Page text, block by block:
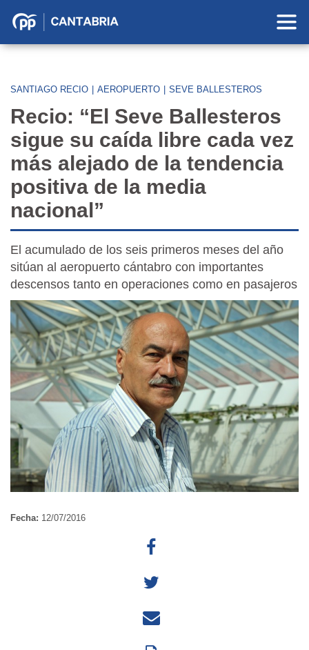
Partido
Cantabria
SANTIAGO RECIO AEROPUERTO SEVE BALLESTEROS
Recio: “El Seve Ballesteros
sigue su caída libre cada vez
más alejado de la tendencia
positiva de la media
nacional”
El acumulado de los seis primeros meses del año
sitúan al aeropuerto cántabro con importantes
descensos tanto en operaciones como en pasajeros
Fecha: 12/07/2016